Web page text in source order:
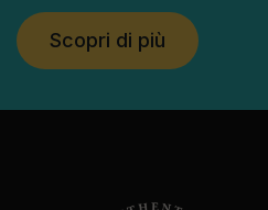
Scopri di più